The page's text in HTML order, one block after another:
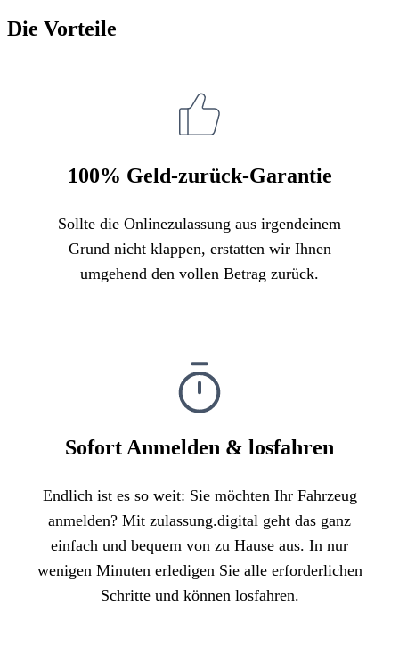
Die Vorteile
100% Geld-zurück-Garantie
Sollte die Onlinezulassung aus irgendeinem
Grund nicht klappen, erstatten wir Ihnen
umgehend den vollen Betrag zurück.
Sofort Anmelden & losfahren
Endlich ist es so weit: Sie möchten Ihr Fahrzeug
anmelden? Mit zulassung.digital geht das ganz
einfach und bequem von zu Hause aus. In nur
wenigen Minuten erledigen Sie alle erforderlichen
Schritte und können losfahren.